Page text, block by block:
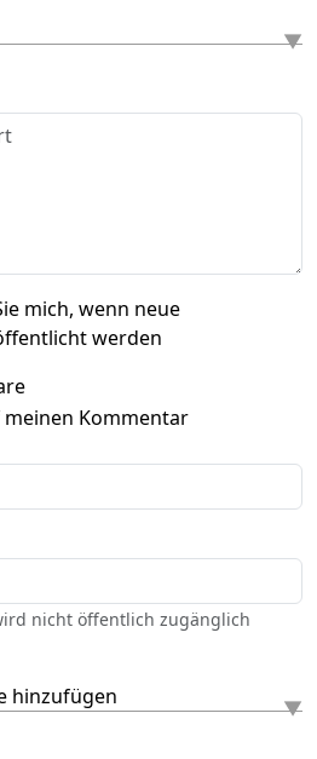
mich, wenn neue
werden
Kommentar
nicht öffentlich zugänglich
hinzufügen